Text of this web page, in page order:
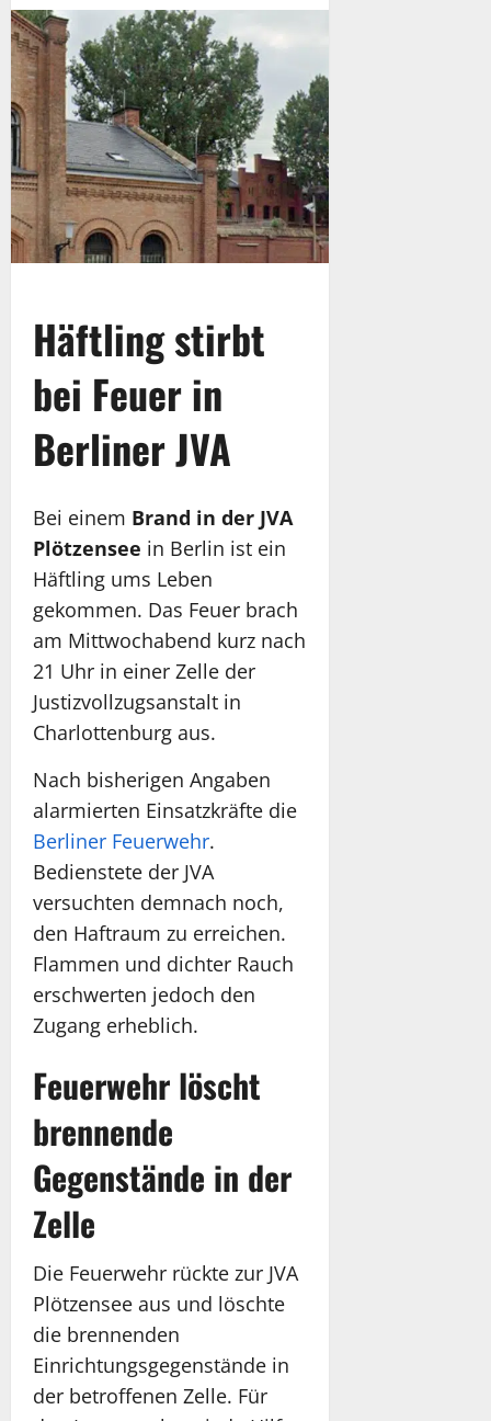
Häftling stirbt
bei Feuer in
Berliner JVA
Bei einem Brand in der JVA
Plötzensee in Berlin ist ein
Häftling ums Leben
gekommen. Das Feuer brach
am Mittwochabend kurz nach
21 Uhr in einer Zelle der
Justizvollzugsanstalt in
Charlottenburg aus.
Nach bisherigen Angaben
alarmierten Einsatzkräfte die
Berliner Feuerwehr.
Bedienstete der JVA
versuchten demnach noch,
den Haftraum zu erreichen.
Flammen und dichter Rauch
erschwerten jedoch den
Zugang erheblich.
Feuerwehr löscht
brennende
Gegenstände in der
Zelle
Die Feuerwehr rückte zur JVA
Plötzensee aus und löschte
die brennenden
Einrichtungsgegenstände in
der betroffenen Zelle. Für